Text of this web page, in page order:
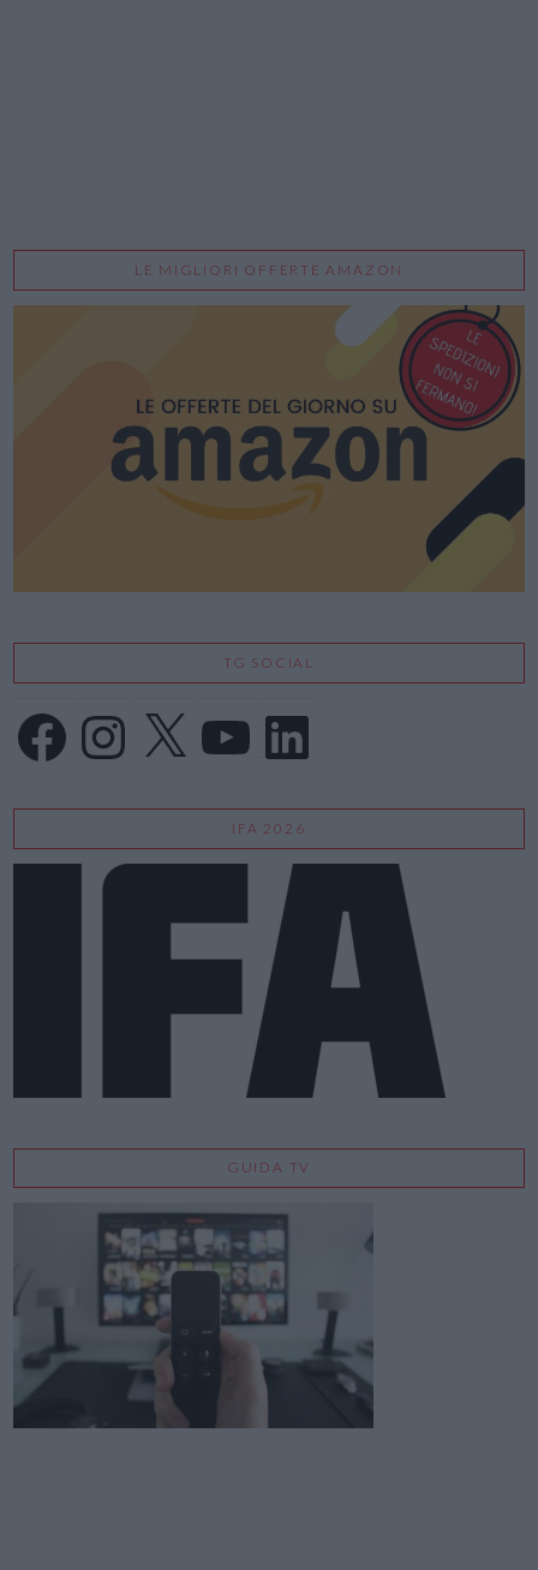
LE MIGLIORI OFFERTE AMAZON
TG SOCIAL
FacebookInstagram
X LinkedIn
IFA 2026
GUIDA TV